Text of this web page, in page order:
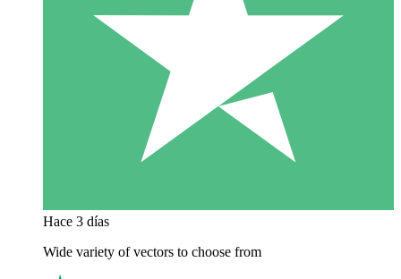
Hace 3 días
Wide variety of vectors to choose from